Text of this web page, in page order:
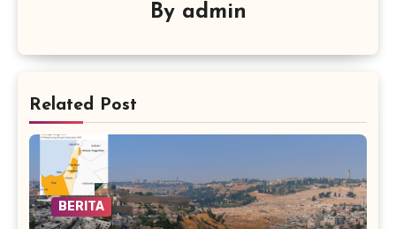
By admin
Related Post
BERITA